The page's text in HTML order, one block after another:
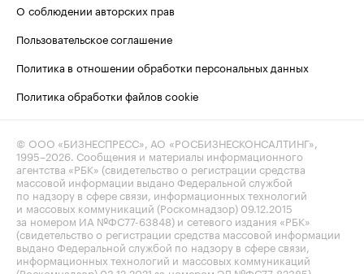
О соблюдении авторских прав
Пользовательское соглашение
Политика в отношении обработки персональных данных
Политика обработки файлов cookie
© ООО «БИЗНЕСПРЕСС», АО «РОСБИЗНЕСКОНСАЛТИНГ»,
1995–2026. Сообщения и материалы информационного
агентства «РБК» (свидетельство о регистрации средства
массовой информации выдано Федеральной службой
по надзору в сфере связи, информационных технологий
и массовых коммуникаций (Роскомнадзор) 09.12.2015
за номером ИА №ФС77-63848) и сетевого издания «РБК»
(свидетельство о регистрации средства массовой информации
выдано Федеральной службой по надзору в сфере связи,
информационных технологий и массовых коммуникаций